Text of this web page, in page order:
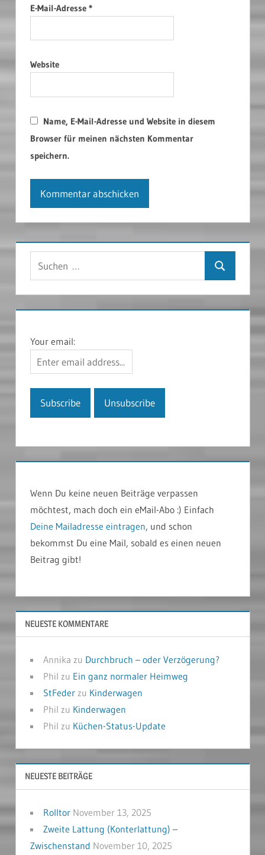
E-Mail-Adresse *
Website
Name, E-Mail-Adresse und Website in diesem
Browser für meinen nächsten Kommentar
speichern.
Suchen
Your email:
Wenn Du keine neuen Beiträge verpassen
möchtest, mach doch ein eMail-Abo :) Einfach
Deine Mailadresse eintragen, und schon
bekommst Du eine Mail, sobald es einen neuen
Beitrag gibt!
NEUESTE KOMMENTARE
Annika zu Durchbruch – oder Verzögerung?
Phil zu Ein ganz normaler Heimweg
StFederzu Kinderwagen
Phil zu Kinderwagen
Phil zu Küchen-Status-Update
NEUESTE BEITRÄGE
Rolltor November 13, 2025
Zweite Lattung (Konterlattung) –
Zwischenstand November 10, 2025